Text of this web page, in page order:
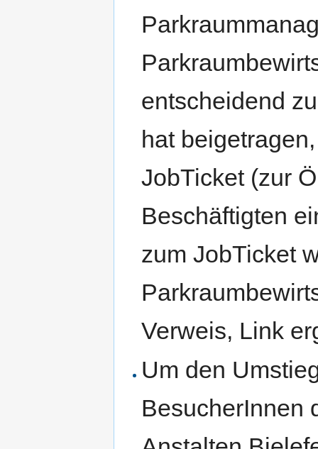
entscheidend
hat
JobTicket (zur
Beschäftigten
zum JobTicket
Verweis, Link
Um den
BesucherInnen